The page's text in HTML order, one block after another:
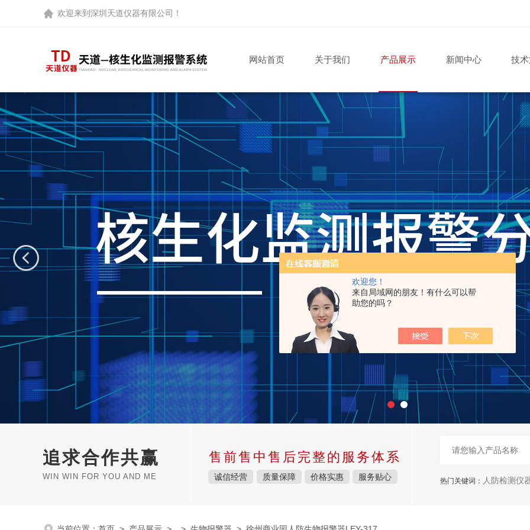
欢迎您！
来自局域网的朋友！有什么可以帮
助您的吗？
欢迎来到 深圳天道仪器有限公司 ！
网站首页 关于我们 产品展示 新闻中心 技
追求合作共赢
WIN WIN FOR YOU AND ME
售前售中售后完整的服务体系
诚信经营 质量保障 价格实惠 服务贴心 热门关键词： 人防检测仪